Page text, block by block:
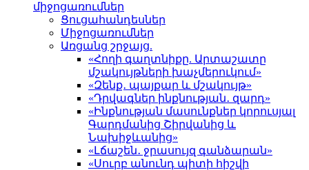
միջոցառումներ
Ցուցահանդեսներ
Միջոցառումներ
Առցանց շրջայց.
«Հողի գաղտնիքը. Արտաշատը
մշակույթների խաչմերուկում»
«Զենք․ պայքար և մշակույթ»
«Դրվագներ ինքնության․ զարդ»
«Ինքնության մասունքներ կորուսյալ
Գարդմանից Շիրվանից և
Նախիջևանից»
«Լճաշեն․ ջրասույզ գանձարան»
«Սուրբ անունդ պիտի հիշվի